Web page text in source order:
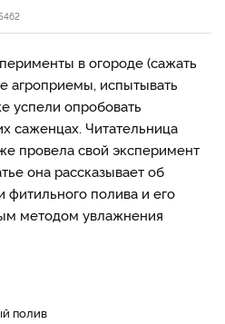
в огороде (сажать
агроприемы, испытывать
успели опробовать
саженцах. Читательница
провела свой эксперимент
она рассказывает об
фитильного полива и его
методом увлажнения
полив